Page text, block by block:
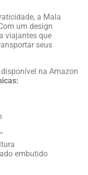
a Mala
um design
viajantes que
seus
na Amazon
embutido